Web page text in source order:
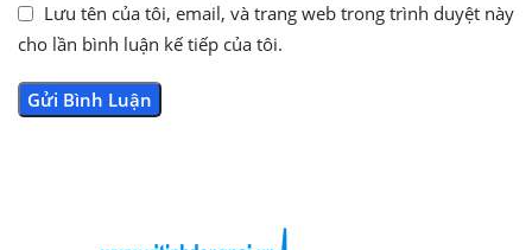
Lưu tên của tôi, email, và trang web trong trình duyệt này
cho lần bình luận kế tiếp của tôi.